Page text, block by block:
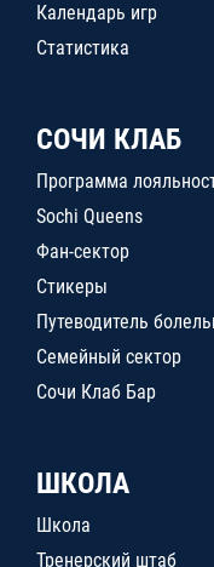
Календарь игр
Статистика
СОЧИ КЛАБ
Программа
Sochi Queens
Фан-сектор
Стикеры
Путеводитель
Семейный сектор
Сочи Клаб Бар
ШКОЛА
Школа
Тренерский штаб